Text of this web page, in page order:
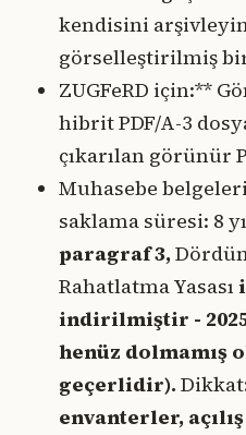
kendisini arşivleyin
görselleştirilmiş bir
ZUGFeRD için:**
hibrit PDF/A-3
çıkarılan görünür
Muhasebe
saklama süresi: 8
paragraf 3,
Rahatlatma Yasası
indirilmiştir -
henüz dolmamış
geçerlidir).
envanterler,